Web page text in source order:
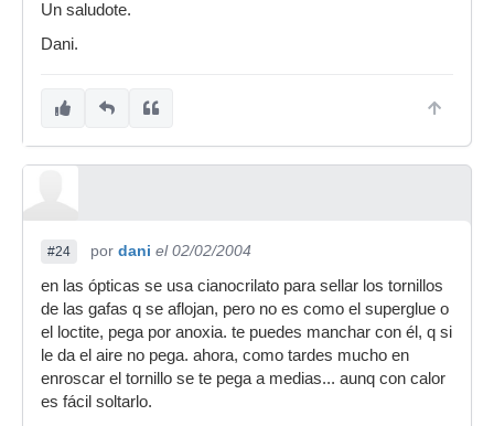
Un saludote.
Dani.
#24 por dani el 02/02/2004
en las ópticas se usa cianocrilato para sellar los tornillos
de las gafas q se aflojan, pero no es como el superglue o
el loctite, pega por anoxia. te puedes manchar con él, q si
le da el aire no pega. ahora, como tardes mucho en
enroscar el tornillo se te pega a medias... aunq con calor
es fácil soltarlo.